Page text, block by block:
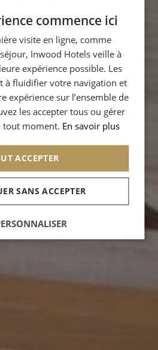
FRENCH
ENGLISH
SPANISH
GERMAN
ITALIAN
commence ici
visite en ligne, comme
Inwood Hotels veille à
expérience possible. Les
à fluidifier votre navigation et
expérience sur l’ensemble de
les accepter tous ou gérer
tout moment. En savoir plus
ACCEPTER
SANS ACCEPTER